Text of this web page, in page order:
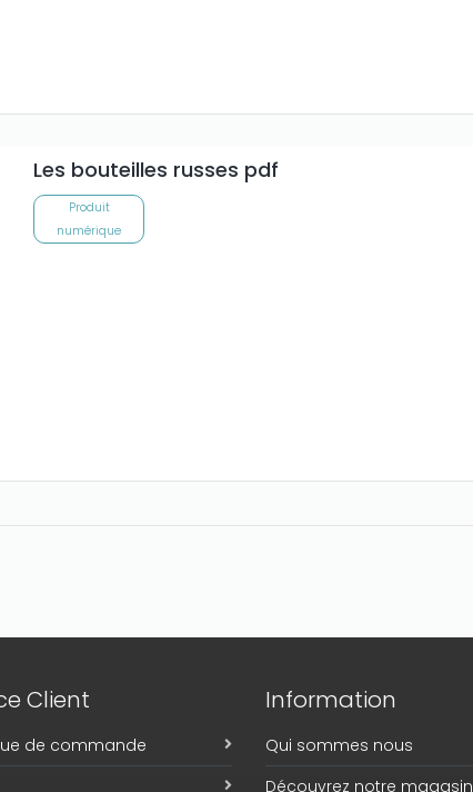
Les bouteilles russes pdf
Produit
numérique
Client
de commande
Information
Qui sommes nous
Découvrez notre magasin